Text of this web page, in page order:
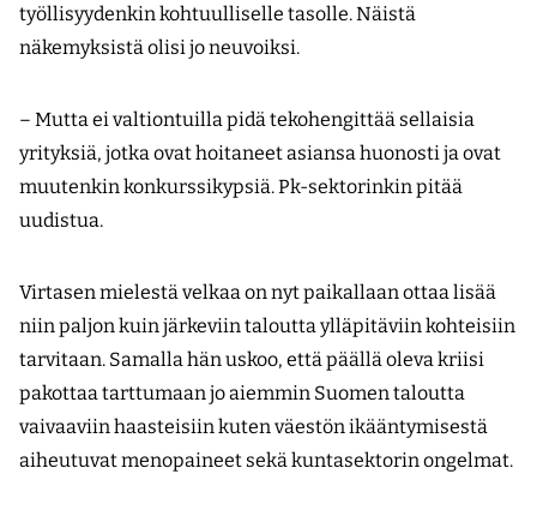
työllisyydenkin kohtuulliselle tasolle. Näistä
näkemyksistä olisi jo neuvoiksi.
– Mutta ei valtiontuilla pidä tekohengittää sellaisia
yrityksiä, jotka ovat hoitaneet asiansa huonosti ja ovat
muutenkin konkurssikypsiä. Pk-sektorinkin pitää
uudistua.
Virtasen mielestä velkaa on nyt paikallaan ottaa lisää
niin paljon kuin järkeviin taloutta ylläpitäviin kohteisiin
tarvitaan. Samalla hän uskoo, että päällä oleva kriisi
pakottaa tarttumaan jo aiemmin Suomen taloutta
vaivaaviin haasteisiin kuten väestön ikääntymisestä
aiheutuvat menopaineet sekä kuntasektorin ongelmat.